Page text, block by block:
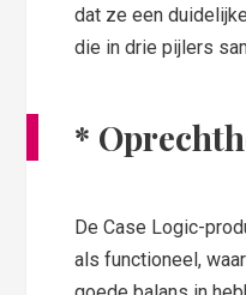
dat ze een
die in drie pijlers
* Oprecht
De Case Logic-
als functioneel,